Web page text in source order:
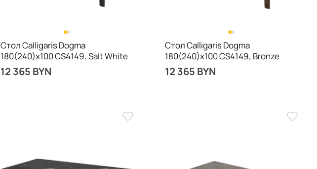
Стол Calligaris Dogma
180(240)х100 CS4149, Salt White
12 365 BYN
Стол Calligaris Dogma
180(240)х100 CS4149, Bronze
12 365 BYN